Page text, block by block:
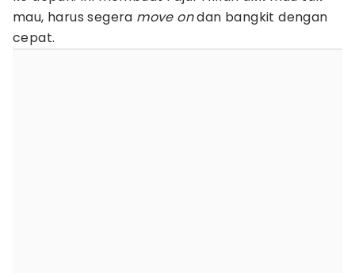
mau, harus segera move ondan bangkit dengan
cepat.